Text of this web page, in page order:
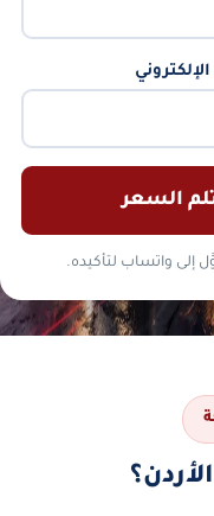
الإلكتروني
السعر
إلى واتساب لتأكيده.